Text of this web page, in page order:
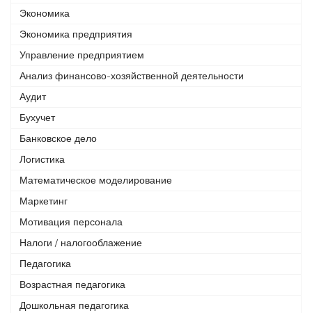
Экономика
Экономика предприятия
Управление предприятием
Анализ финансово-хозяйственной деятельности
Аудит
Бухучет
Банковское дело
Логистика
Математическое моделирование
Маркетинг
Мотивация персонала
Налоги / налогооблажение
Педагогика
Возрастная педагогика
Дошкольная педагогика